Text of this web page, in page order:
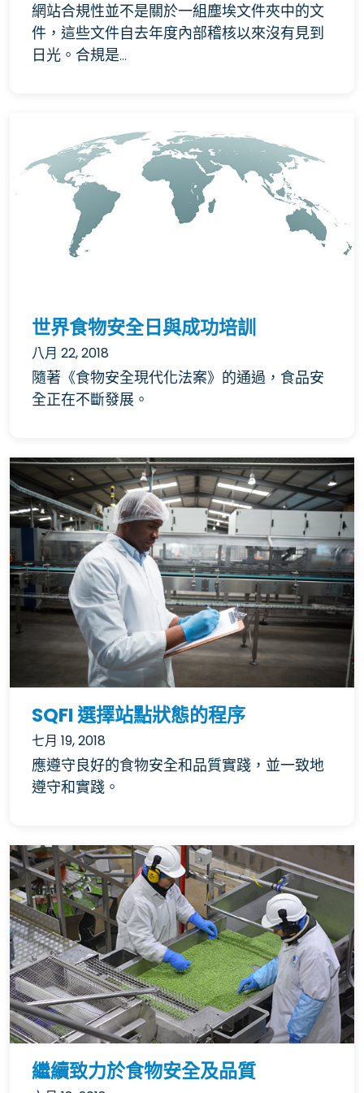
網站合規性並不是關於一組塵埃文件夾中的文
件，這些文件自去年度內部稽核以來沒有見到
日光。合規是...
世界食物安全日與成功培訓
八月 22, 2018
隨著《食物安全現代化法案》的通過，食品安
全正在不斷發展。
SQFI 選擇站點狀態的程序
七月 19, 2018
應遵守良好的食物安全和品質實踐，並一致地
遵守和實踐。
繼續致力於食物安全及品質